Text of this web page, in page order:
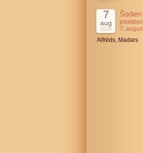
7
aug
2026
Šodien
7.
Alfrēds, Madars